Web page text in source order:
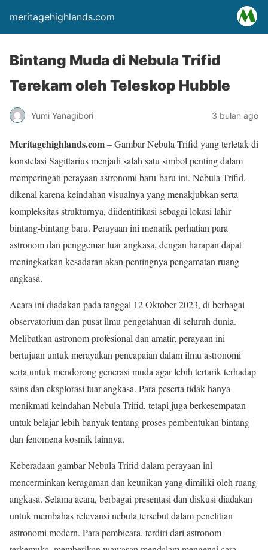
meritagehighlands.com
Bintang Muda di Nebula Trifid
Terekam oleh Teleskop Hubble
Yumi Yanagibori 3 bulan ago
Meritagehighlands.com– Gambar Nebula Trifid yang terletak di
konstelasi Sagittarius menjadi salah satu simbol penting dalam
memperingati perayaan astronomi baru-baru ini. Nebula Trifid,
dikenal karena keindahan visualnya yang menakjubkan serta
kompleksitas strukturnya, diidentifikasi sebagai lokasi lahir
bintang-bintang baru. Perayaan ini menarik perhatian para
astronom dan penggemar luar angkasa, dengan harapan dapat
meningkatkan kesadaran akan pentingnya pengamatan ruang
angkasa.
Acara ini diadakan pada tanggal 12 Oktober 2023, di berbagai
observatorium dan pusat ilmu pengetahuan di seluruh dunia.
Melibatkan astronom profesional dan amatir, perayaan ini
bertujuan untuk merayakan pencapaian dalam ilmu astronomi
serta untuk mendorong generasi muda agar lebih tertarik terhadap
sains dan eksplorasi luar angkasa. Para peserta tidak hanya
menikmati keindahan Nebula Trifid, tetapi juga berkesempatan
untuk belajar lebih banyak tentang proses pembentukan bintang
dan fenomena kosmik lainnya.
Keberadaan gambar Nebula Trifid dalam perayaan ini
mencerminkan keragaman dan keunikan yang dimiliki oleh ruang
angkasa. Selama acara, berbagai presentasi dan diskusi diadakan
untuk membahas relevansi nebula tersebut dalam penelitian
astronomi modern. Para pembicara, terdiri dari astronom